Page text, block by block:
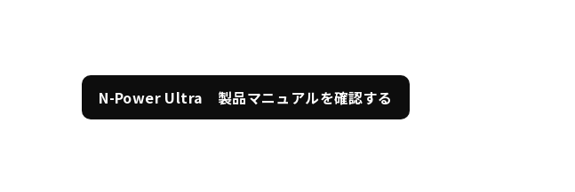
N-Power Ultra 製品マニュアルを確認する